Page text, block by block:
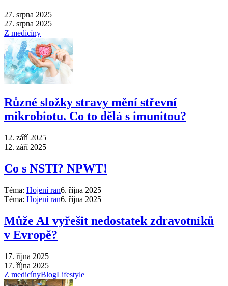
27. srpna 2025
27. srpna 2025
Z medicíny
Různé složky stravy mění střevní
mikrobiotu. Co to dělá s imunitou?
12. září 2025
12. září 2025
Co s NSTI? NPWT!
Téma: Hojení ran6. října 2025
Téma: Hojení ran6. října 2025
Může AI vyřešit nedostatek zdravotníků
v Evropě?
17. října 2025
17. října 2025
Z medicínyBlogLifestyle